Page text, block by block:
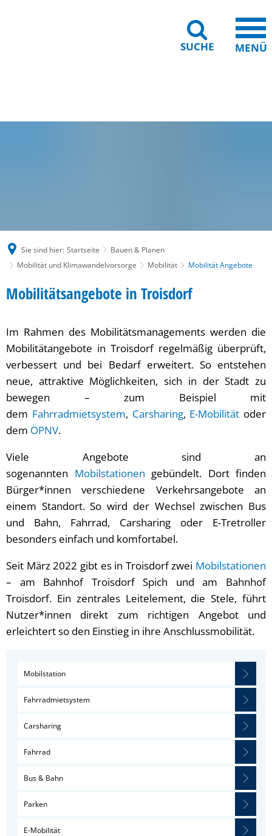
SUCHE MENÜ
Sie sind hier: Startseite
Bauen & Planen
Mobilität und Klimawandelvorsorge
Mobilität Mobilität Angebote
Mobilitätskonzept
2035
Mobilitätsangebote in Troisdorf
Im Rahmen des Mobilitätsmanagements werden die
Mobilitätangebote in Troisdorf regelmäßig überprüft,
verbessert und bei Bedarf erweitert. So entstehen
neue, attraktive Möglichkeiten, sich in der Stadt zu
bewegen – zum Beispiel mit
dem Fahrradmietsystem, Carsharing, E-Mobilität oder
dem ÖPNV.
Viele Angebote sind an
sogenannten Mobilstationen gebündelt. Dort finden
Bürger*innen verschiedene Verkehrsangebote an
einem Standort. So wird der Wechsel zwischen Bus
und Bahn, Fahrrad, Carsharing oder E-Tretroller
besonders einfach und komfortabel.
Seit März 2022 gibt es in Troisdorf zwei Mobilstationen
– am Bahnhof Troisdorf Spich und am Bahnhof
Troisdorf. Ein zentrales Leitelement, die Stele, führt
Nutzer*innen direkt zum richtigen Angebot und
erleichtert so den Einstieg in ihre Anschlussmobilität.
Mobilstation
Fahrradmietsystem
Carsharing
Fahrrad
Bus & Bahn
Parken
E-Mobilität